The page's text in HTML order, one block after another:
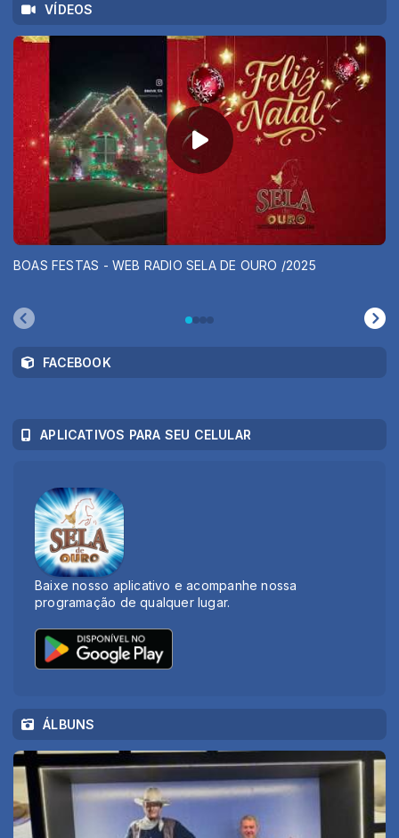
VÍDEOS
BOAS FESTAS - WEB RADIO SELA DE OURO /2025
FACEBOOK
APLICATIVOS PARA SEU CELULAR
Baixe nosso aplicativo e acompanhe nossa
programação de qualquer lugar.
ÁLBUNS